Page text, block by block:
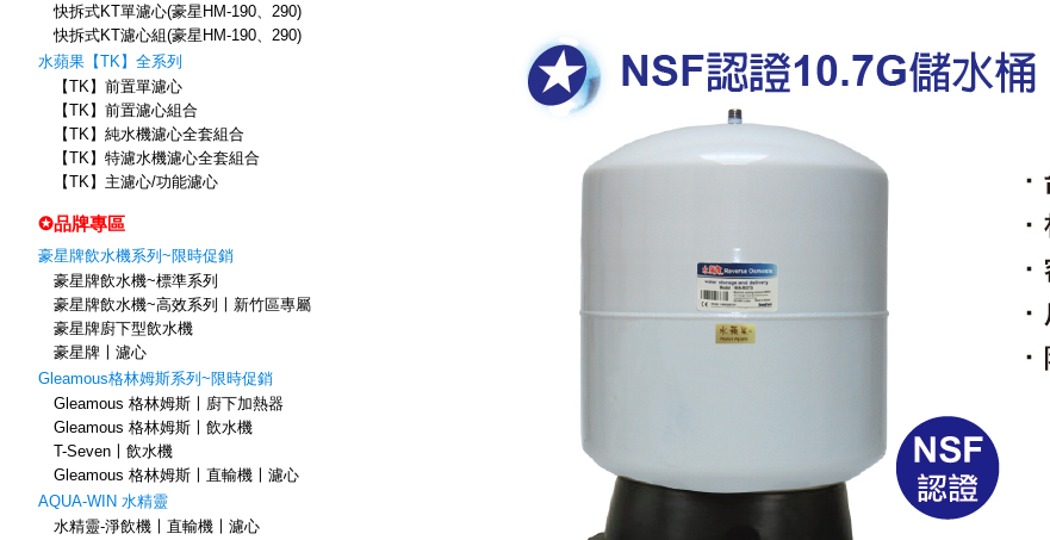
快拆式KT單濾心(豪星HM-190、290)
快拆式KT濾心組(豪星HM-190、290)
水蘋果【TK】全系列
【TK】前置單濾心
【TK】前置濾心組合
【TK】純水機濾心全套組合
【TK】特濾水機濾心全套組合
【TK】主濾心/功能濾心
✪品牌專區
豪星牌飲水機系列~限時促銷
豪星牌飲水機~標準系列
豪星牌飲水機~高效系列〡新竹區專屬
豪星牌廚下型飲水機
豪星牌〡濾心
Gleamous格林姆斯系列~限時促銷
Gleamous 格林姆斯〡廚下加熱器
Gleamous 格林姆斯〡飲水機
T-Seven〡飲水機
Gleamous 格林姆斯〡直輸機〡濾心
AQUA-WIN 水精靈
水精靈-淨飲機〡直輸機〡濾心